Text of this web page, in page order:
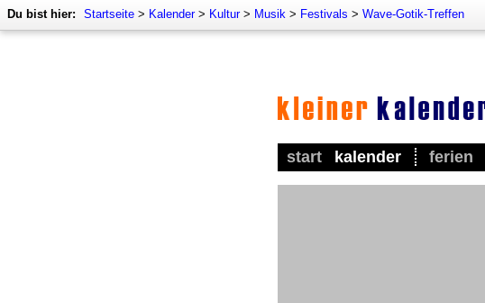
Du bist hier: Startseite > Kalender> Kultur> Musik > Festivals > Wave-Gotik-Treffen
start kalender ferien